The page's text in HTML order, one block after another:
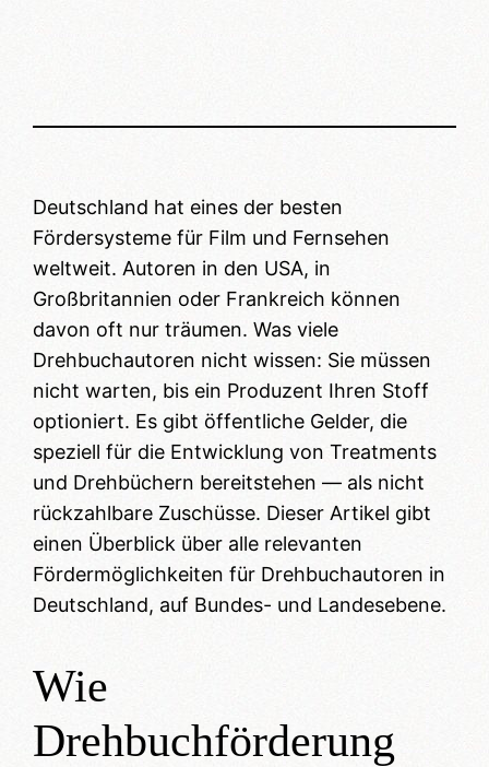
Deutschland hat eines der besten
Fördersysteme für Film und Fernsehen
weltweit. Autoren in den USA, in
Großbritannien oder Frankreich können
davon oft nur träumen. Was viele
Drehbuchautoren nicht wissen: Sie müssen
nicht warten, bis ein Produzent Ihren Stoff
optioniert. Es gibt öffentliche Gelder, die
speziell für die Entwicklung von Treatments
und Drehbüchern bereitstehen — als nicht
rückzahlbare Zuschüsse. Dieser Artikel gibt
einen Überblick über alle relevanten
Fördermöglichkeiten für Drehbuchautoren in
Deutschland, auf Bundes- und Landesebene.
Wie
Drehbuchförderung